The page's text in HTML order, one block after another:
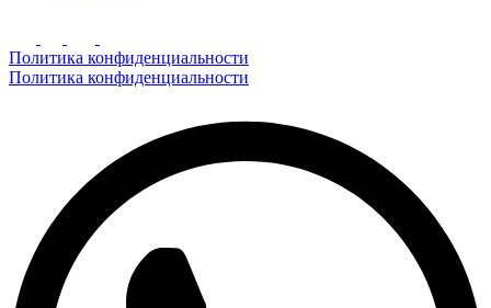
Политика конфиденциальности
Политика конфиденциальности